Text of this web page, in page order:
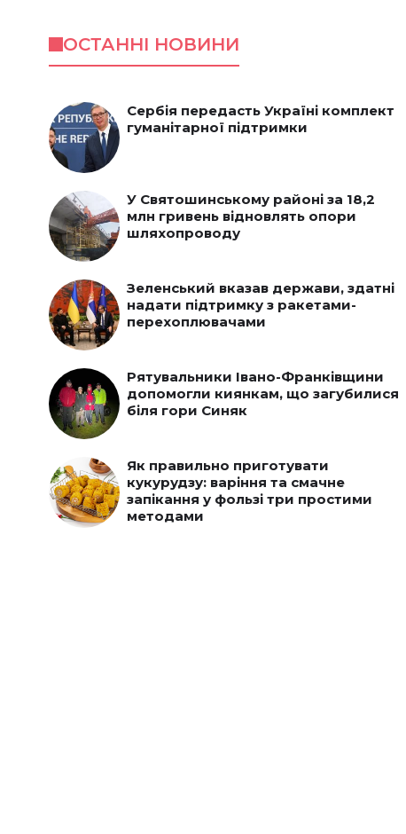
ОСТАННІ НОВИНИ
Сербія передасть Україні комплект
гуманітарної підтримки
У Святошинському районі за 18,2
млн гривень відновлять опори
шляхопроводу
Зеленський вказав держави, здатні
надати підтримку з ракетами-
перехоплювачами
Рятувальники Івано-Франківщини
допомогли киянкам, що загубилися
біля гори Синяк
Як правильно приготувати
кукурудзу: варіння та смачне
запікання у фользі три простими
методами